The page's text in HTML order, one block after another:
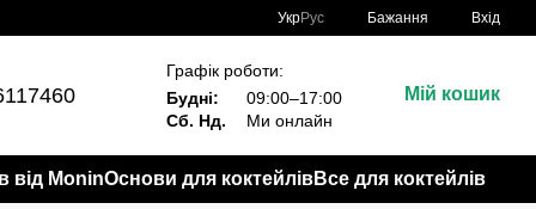
УкрРус Бажання Вхід
Графік роботи:
Будні:
09:00–17:00
Сб. Нд.
Ми онлайн
Мій кошик
від MoninОснови для коктейлівВсе для коктейлів